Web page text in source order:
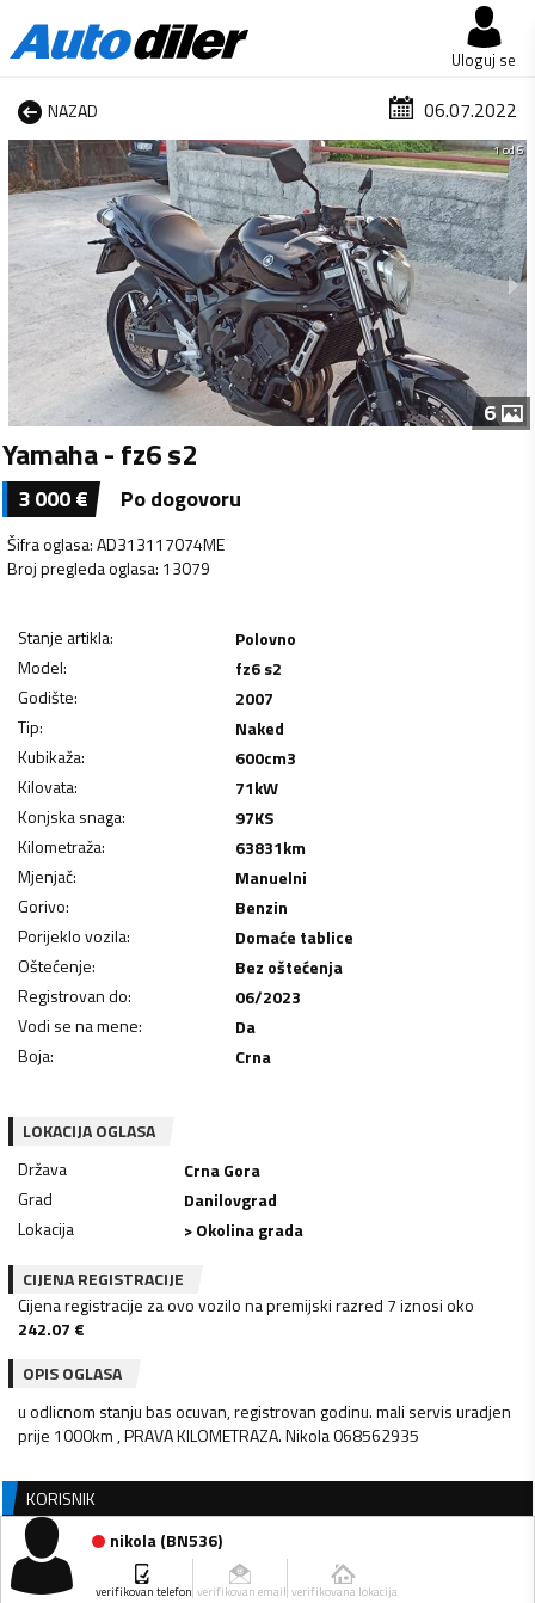
Uloguj se
NAZAD 06.07.2022
1 od 6
6
Yamaha - fz6 s2
3 000€ Po dogovoru
Šifra oglasa:AD313117074ME
Broj pregleda oglasa: 13079
Stanje artikla:
Polovno
Model:
fz6 s2
Godište:
2007
Tip:
Naked
Kubikaža: 600cm3
Kilovata: 71kW
Konjska snaga: 97KS
Kilometraža: 63831km
Mjenjač:
Manuelni
Gorivo:
Benzin
Porijeklo vozila:
Domaće tablice
Oštećenje:
Bez oštećenja
Registrovan do:
06/2023
Vodi se na mene:
Da
Boja: Crna
LOKACIJA OGLASA
Država
Crna Gora
Grad
Danilovgrad
Lokacija
> Okolina grada
CIJENA REGISTRACIJE
Cijena registracije za ovo vozilo na premijski razred 7 iznosi oko
242.07 €
OPIS OGLASA
u odlicnom stanju bas ocuvan, registrovan godinu. mali servis uradjen
prije 1000km , PRAVA KILOMETRAZA. Nikola 068562935
KORISNIK
nikola(BN536)
verifikovan telefon verifikovan email verifikovana lokacija